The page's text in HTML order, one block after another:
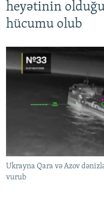
heyətinin
hücumu olub
Ukrayna Qara və Azov
vurub